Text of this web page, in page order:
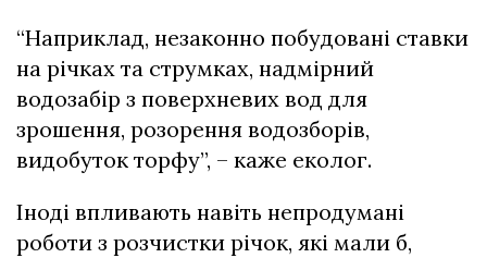
“Наприклад, незаконно побудовані ставки
на річках та струмках, надмірний
водозабір з поверхневих вод для
зрошення, розорення водозборів,
видобуток торфу”, – каже еколог.
Іноді впливають навіть непродумані
роботи з розчистки річок, які мали б,